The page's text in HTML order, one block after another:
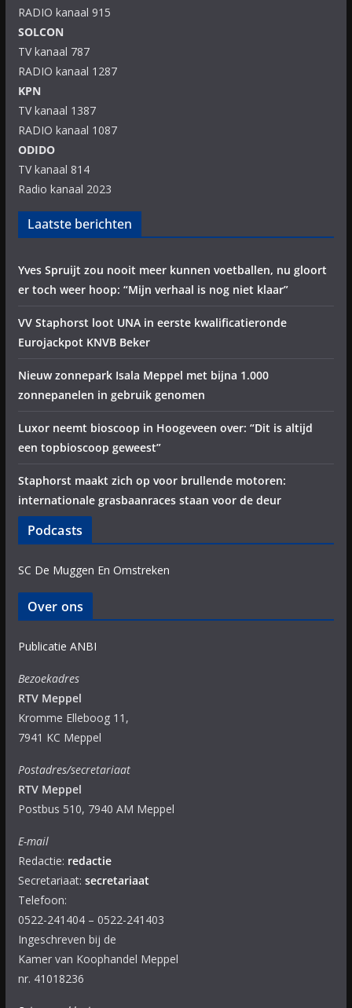
RADIO kanaal 915
SOLCON
TV kanaal 787
RADIO kanaal 1287
KPN
TV kanaal 1387
RADIO kanaal 1087
ODIDO
TV kanaal 814
Radio kanaal 2023
Laatste berichten
Yves Spruijt zou nooit meer kunnen voetballen, nu gloort
er toch weer hoop: “Mijn verhaal is nog niet klaar”
VV Staphorst loot UNA in eerste kwalificatieronde
Eurojackpot KNVB Beker
Nieuw zonnepark Isala Meppel met bijna 1.000
zonnepanelen in gebruik genomen
Luxor neemt bioscoop in Hoogeveen over: “Dit is altijd
een topbioscoop geweest”
Staphorst maakt zich op voor brullende motoren:
internationale grasbaanraces staan voor de deur
Podcasts
SC De Muggen En Omstreken
Over ons
Publicatie ANBI
Bezoekadres
RTV Meppel
Kromme Elleboog 11,
7941 KC Meppel
Postadres/secretariaat
RTV Meppel
Postbus 510, 7940 AM Meppel
E-mail
Redactie: redactie
Secretariaat: secretariaat
Telefoon:
0522-241404 – 0522-241403
Ingeschreven bij de
Kamer van Koophandel Meppel
nr. 41018236